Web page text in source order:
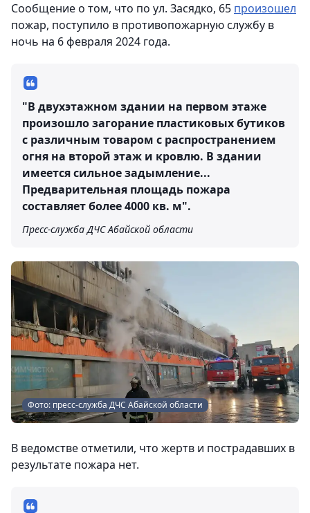
Сообщение о том, что по ул. Засядко, 65 произошел
пожар, поступило в противопожарную службу в
ночь на 6 февраля 2024 года.
"В двухэтажном здании на первом этаже
произошло загорание пластиковых бутиков
с различным товаром с распространением
огня на второй этаж и кровлю. В здании
имеется сильное задымление...
Предварительная площадь пожара
составляет более 4000 кв. м".
Пресс-служба ДЧС Абайской области
Фото: пресс-служба ДЧС Абайской области
В ведомстве отметили, что жертв и пострадавших в
результате пожара нет.